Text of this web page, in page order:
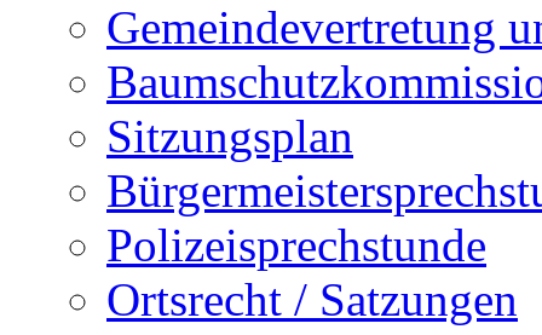
Gemeindevertretung
Sitzungsplan
Polizeisprechstunde
Ortsrecht / Satzungen